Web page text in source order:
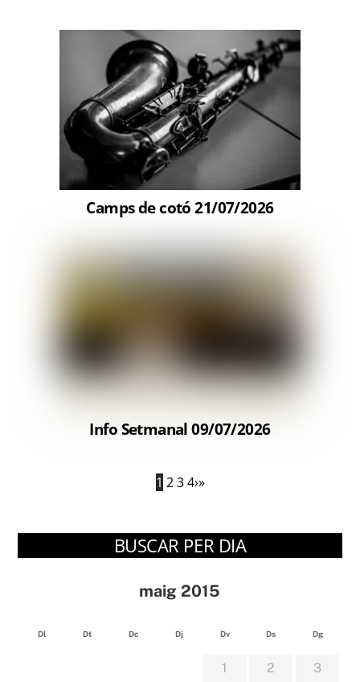
Camps de cotó 21/07/2026
Info Setmanal 09/07/2026
1 2 3 4›»
BUSCAR PER DIA
maig 2015
Dl Dt Dc Dj Dv Ds Dg
1 2 3